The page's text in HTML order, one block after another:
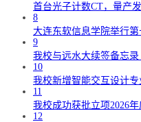
首台光子计数CT，量产发
8
大连东软信息学院举行
9
我校与远水大续签备忘
10
我校新增智能交互设计专
11
我校成功获批立项2026
12